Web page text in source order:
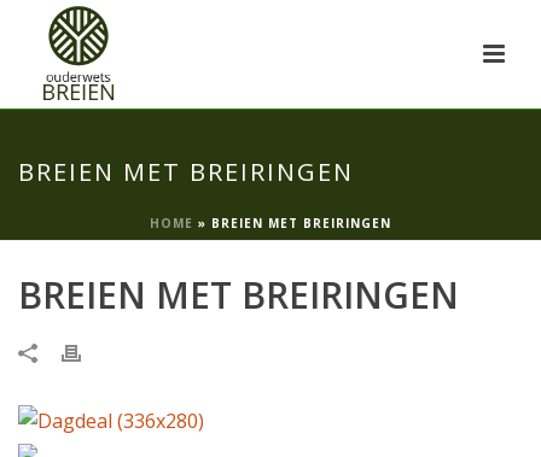
BREIEN MET BREIRINGEN
HOME » BREIEN MET BREIRINGEN
BREIEN MET BREIRINGEN